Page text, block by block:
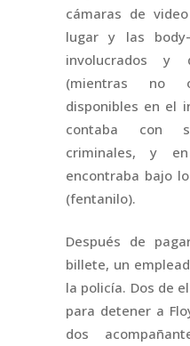
cámaras de
lugar y las
involucrados y
(mientras no
disponibles en el
contaba con
criminales, y
encontraba bajo
(fentanilo).
Después de
billete, un
la policía. Dos de
para detener a
dos